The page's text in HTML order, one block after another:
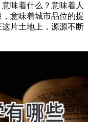
味着什么？意味着人
意味着城市品位的提
片土地上，源源不断